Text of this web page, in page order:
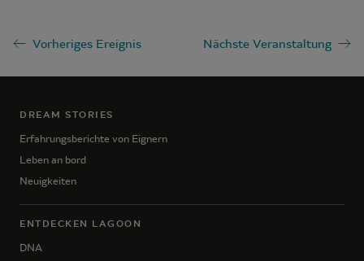
Vorheriges Ereignis Nächste Veranstaltung
DREAM STORIES
Erfahrungsberichte von Eignern
Leben an bord
Neuigkeiten
ENTDECKEN LAGOON
DNA